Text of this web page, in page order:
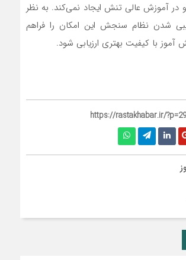
و در آموزش عالی تنش ایجاد نمی‌کند. به نظر
شدن نظام سنجش این امکان را فراهم
آموز با کیفیت بهتری ارزیابی شود.
https://rastakhabar.ir/